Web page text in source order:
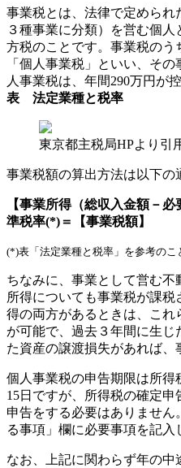
事業税とは、法律で定めら
３種事業に分類）を営む個
方税のことです。事業税の
「個人事業税」といい、そ
人事業税は、年間290万円が
表 法定業種と税率
東京都主税局HPより引
事業税額の算出方法は以下の
【事業所得（総収入金額－
準税率(*)＝【事業税額】
(*)表「法定業種と税率」を参考のこ
ちなみに、事業として営む
所得についても事業税が課
得の両方があるときは、これ
が可能で、過去３年間に生
た資産の譲渡損失があれば、
個人事業税の申告期限は所得
15日ですが、所得税の確定
申告をする必要はありませ
る事項」欄に必要事項を記入
なお、上記に関わらず年の